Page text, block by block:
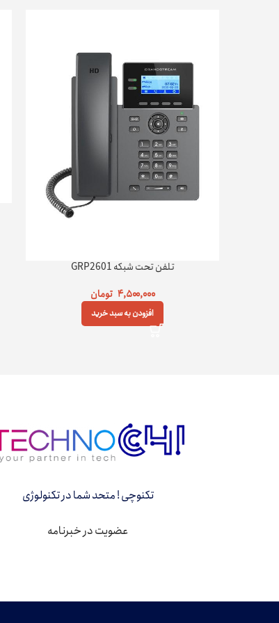
تلفن تحت شبکه GRP2601
۴,۵۰۰,۰۰۰ تومان
افزودن به سبد خرید
تکنوچی ! متحد شما در تکنولوژی
عضویت در خبرنامه